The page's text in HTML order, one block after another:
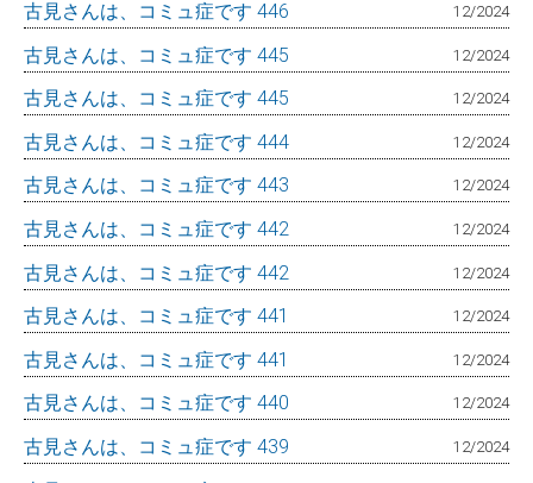
古見さんは、コミュ症です 446 12/2024
古見さんは、コミュ症です 445 12/2024
古見さんは、コミュ症です 445 12/2024
古見さんは、コミュ症です 444 12/2024
古見さんは、コミュ症です 443 12/2024
古見さんは、コミュ症です 442 12/2024
古見さんは、コミュ症です 442 12/2024
古見さんは、コミュ症です 441 12/2024
古見さんは、コミュ症です 441 12/2024
古見さんは、コミュ症です 440 12/2024
古見さんは、コミュ症です 439 12/2024